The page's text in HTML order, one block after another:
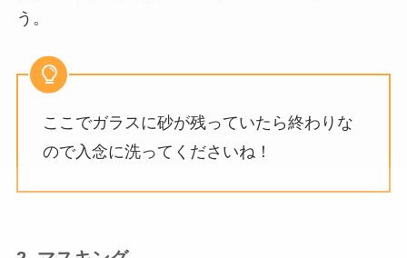
う。
ここでガラスに砂が残っていたら終わりな
ので入念に洗ってくださいね！